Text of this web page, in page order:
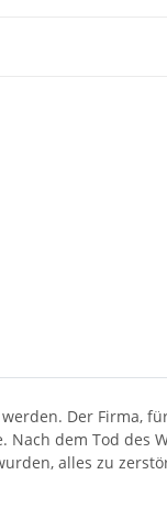
Der Firma,
dem Tod des
alles zu